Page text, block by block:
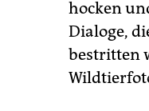
hocken
Dialoge,
bestritten